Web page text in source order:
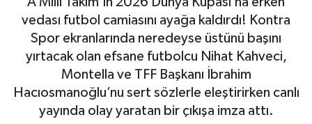
vedası futbol camiasını ayağa kaldırdı! Kontra
Spor ekranlarında neredeyse üstünü başını
yırtacak olan efsane futbolcu Nihat Kahveci,
Montella ve TFF Başkanı İbrahim
Hacıosmanoğlu’nu sert sözlerle eleştirirken canlı
yayında olay yaratan bir çıkışa imza attı.
EKONOMİ
GÜNDEM
MAGAZİN
Tüm Manşetler
Son Dakika Haberleri
Haber Arşivi